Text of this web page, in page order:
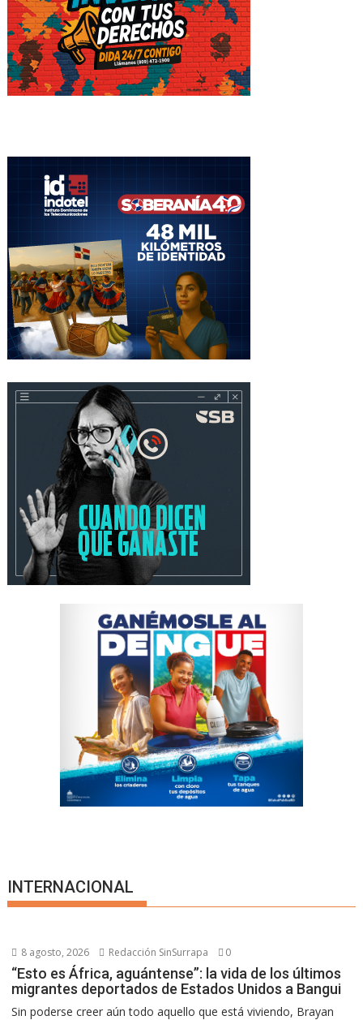
INTERNACIONAL
8 agosto, 2026 Redacción SinSurrapa 0
“Esto es África, aguántense”: la vida de los últimos
migrantes deportados de Estados Unidos a Bangui
Sin poderse creer aún todo aquello que está viviendo, Brayan